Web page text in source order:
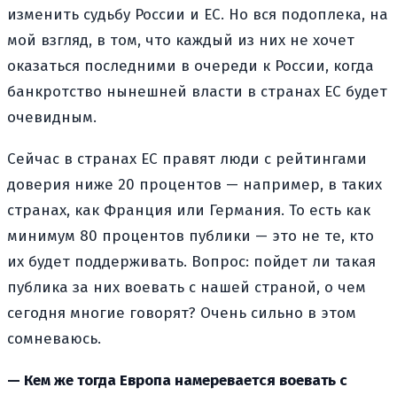
изменить судьбу России и ЕС. Но вся подоплека, на
мой взгляд, в том, что каждый из них не хочет
оказаться последними в очереди к России, когда
банкротство нынешней власти в странах ЕС будет
очевидным.
Сейчас в странах ЕС правят люди с рейтингами
доверия ниже 20 процентов — например, в таких
странах, как Франция или Германия. То есть как
минимум 80 процентов публики — это не те, кто
их будет поддерживать. Вопрос: пойдет ли такая
публика за них воевать с нашей страной, о чем
сегодня многие говорят? Очень сильно в этом
сомневаюсь.
— Кем же тогда Европа намеревается воевать с